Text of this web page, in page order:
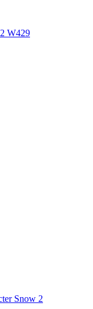
W429
Snow 2